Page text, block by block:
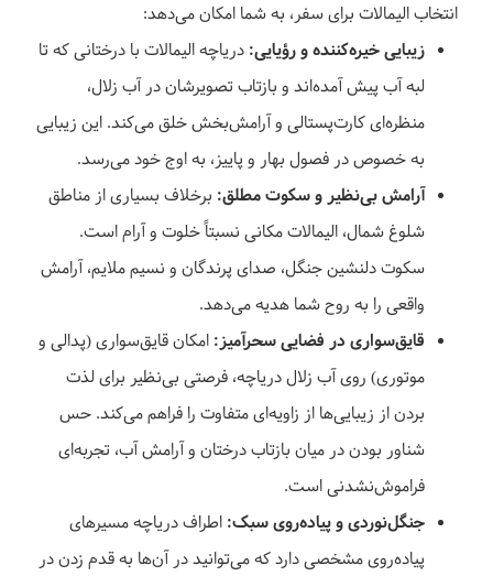
انتخاب الیمالات برای سفر، به شما امکان می‌دهد:
زیبایی خیره‌کننده و رؤیایی: دریاچه الیمالات با درختانی که تا
لبه آب پیش آمده‌اند و بازتاب تصویرشان در آب زلال،
منظره‌ای کارت‌پستالی و آرامش‌بخش خلق می‌کند. این زیبایی
به خصوص در فصول بهار و پاییز، به اوج خود می‌رسد.
آرامش بی‌نظیر و سکوت مطلق: برخلاف بسیاری از مناطق
شلوغ شمال، الیمالات مکانی نسبتاً خلوت و آرام است.
سکوت دلنشین جنگل، صدای پرندگان و نسیم ملایم، آرامش
واقعی را به روح شما هدیه می‌دهد.
قایق‌سواری در فضایی سحرآمیز: امکان قایق‌سواری (پدالی و
موتوری) روی آب زلال دریاچه، فرصتی بی‌نظیر برای لذت
بردن از زیبایی‌ها از زاویه‌ای متفاوت را فراهم می‌کند. حس
شناور بودن در میان بازتاب درختان و آرامش آب، تجربه‌ای
فراموش‌نشدنی است.
جنگل‌نوردی و پیاده‌روی سبک: اطراف دریاچه مسیرهای
پیاده‌روی مشخصی دارد که می‌توانید در آن‌ها به قدم زدن در